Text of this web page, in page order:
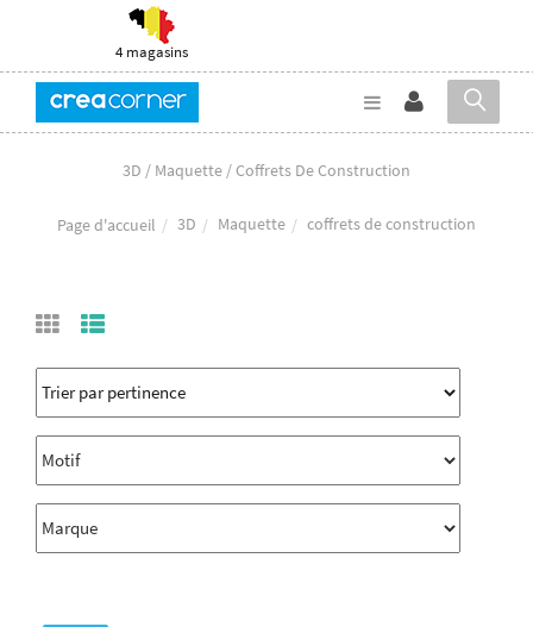
4 magasins
3D / Maquette / Coffrets De Construction
Page d'accueil 3D Maquette coffrets de construction